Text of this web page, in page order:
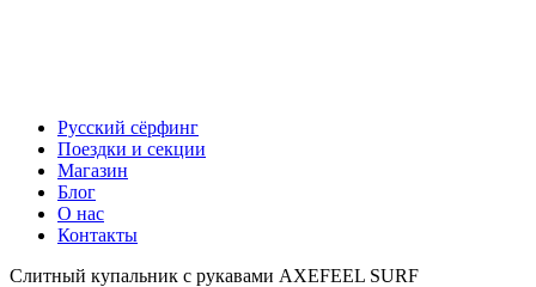
Русский сёрфинг
Поездки и секции
Магазин
Блог
О нас
Контакты
Слитный купальник с рукавами AXEFEEL SURF